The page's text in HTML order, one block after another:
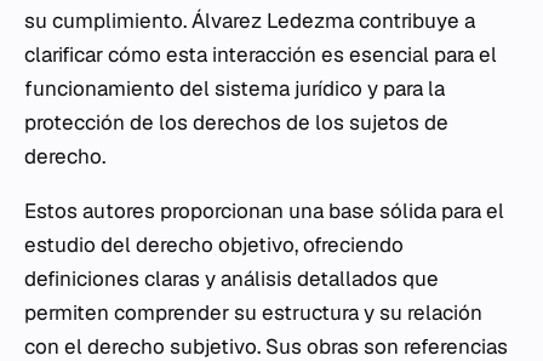
su cumplimiento. Álvarez Ledezma contribuye a
clarificar cómo esta interacción es esencial para el
funcionamiento del sistema jurídico y para la
protección de los derechos de los sujetos de
derecho.
Estos autores proporcionan una base sólida para el
estudio del derecho objetivo, ofreciendo
definiciones claras y análisis detallados que
permiten comprender su estructura y su relación
con el derecho subjetivo. Sus obras son referencias